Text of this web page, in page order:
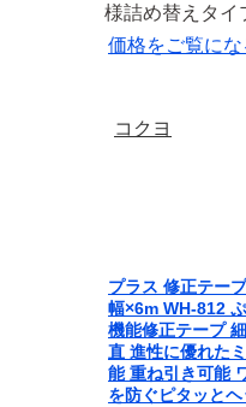
様詰め替えタイ
価格をご覧にな
コクヨ
プラス 修正テー
幅×6m WH-812
機能修正テープ
直 進性に優れた
能 重ね引き可能
を防ぐピタッとヘ